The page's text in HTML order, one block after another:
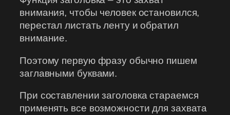
внимания, чтобы человек остановился,
перестал листать ленту и обратил
внимание.
Поэтому первую фразу обычно пишем
заглавными буквами.
При составлении заголовка стараемся
применять все возможности для захвата